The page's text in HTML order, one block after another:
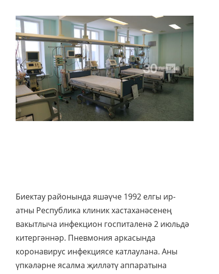
Биектау районында яшәүче 1992 елгы ир-
атны Республика клиник хастаханәсенең
вакытлыча инфекцион госпиталенә 2 июльдә
китергәннәр. Пневмония аркасында
коронавирус инфекциясе катлаулана. Аны
үпкәләрне ясалма җилләтү аппаратына